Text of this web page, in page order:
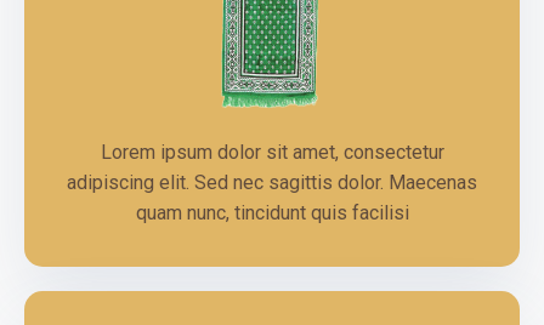
Lorem ipsum dolor sit amet, consectetur
adipiscing elit. Sed nec sagittis dolor. Maecenas
quam nunc, tincidunt quis facilisi